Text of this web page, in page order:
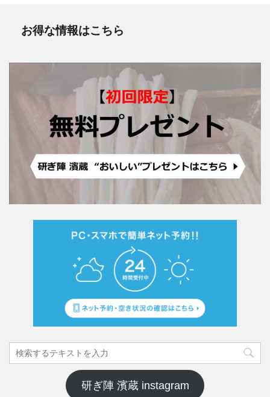
お得な情報はこちら
研ぎ陣 濱蔵 instagram